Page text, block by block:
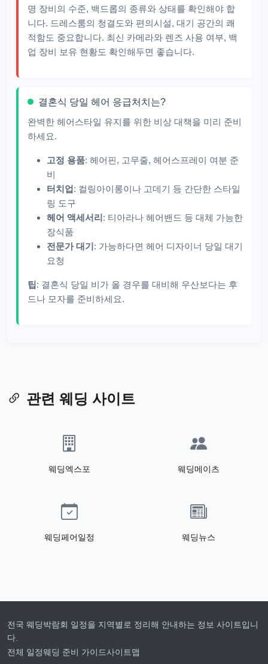
명 장비의 수준, 백드롭의 종류와 상태를 확인해야 합
니다. 드레스룸의 청결도와 편의시설, 대기 공간의 쾌
적함도 중요합니다. 최신 카메라와 렌즈 사용 여부, 백
업 장비 보유 현황도 확인해두면 좋습니다.
결혼식 당일 헤어 응급처치는?
완벽한 헤어스타일 유지를 위한 비상 대책을 미리 준비
하세요.
고정 용품: 헤어핀, 고무줄, 헤어스프레이 여분 준
비
터치업 : 컬링아이롱이나 고데기 등 간단한 스타일
링 도구
헤어 액세서리: 티아라나 헤어밴드 등 대체 가능한
장식품
전문가 대기: 가능하다면 헤어 디자이너 당일 대기
요청
팁 : 결혼식 당일 비가 올 경우를 대비해 우산보다는 후
드나 모자를 준비하세요.
관련 웨딩 사이트
웨딩엑스포 웨딩메이츠
웨딩페어일정 웨딩뉴스
전국 웨딩박람회 일정을 지역별로 정리해 안내하는 정보 사이트입니
다.
전체 일정웨딩 준비 가이드사이트맵